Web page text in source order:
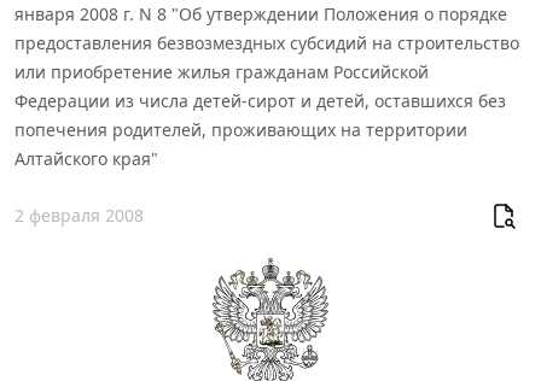
января 2008 г. N 8 "Об утверждении Положения о порядке
предоставления безвозмездных субсидий на строительство
или приобретение жилья гражданам Российской
Федерации из числа детей-сирот и детей, оставшихся без
попечения родителей, проживающих на территории
Алтайского края"
2 февраля 2008